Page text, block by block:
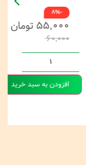
۶۰,۰۰۰
۵۵,۰۰۰ تومان
افزودن به سبد خرید